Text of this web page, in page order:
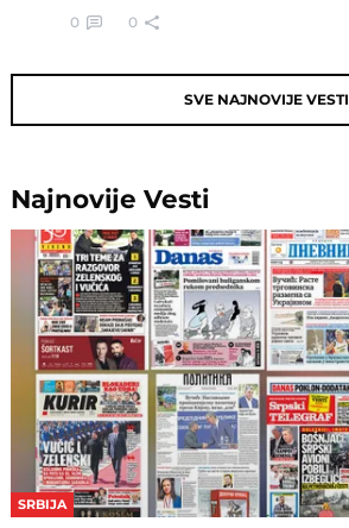
0 0
SVE NAJNOVIJE VESTI
NajnovijeVesti
SRBIJA